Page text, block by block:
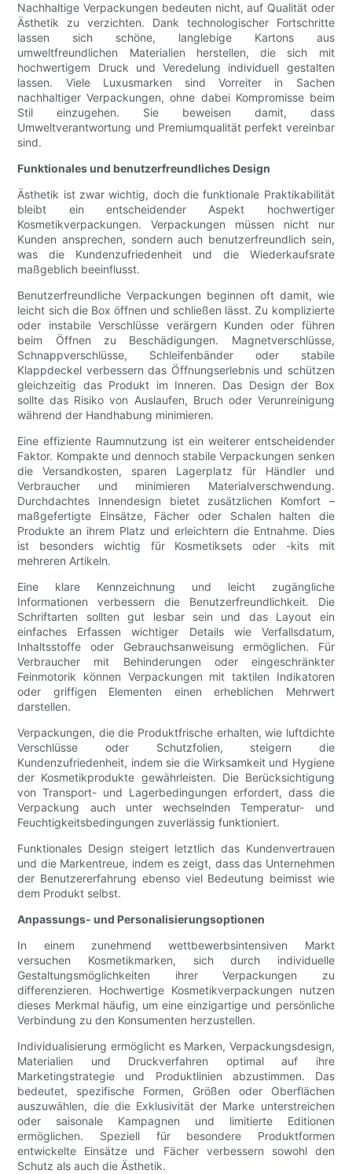
Nachhaltige Verpackungen bedeuten nicht, auf Qualität oder
Ästhetik zu verzichten. Dank technologischer Fortschritte
lassen sich schöne, langlebige Kartons aus
umweltfreundlichen Materialien herstellen, die sich mit
hochwertigem Druck und Veredelung individuell gestalten
lassen. Viele Luxusmarken sind Vorreiter in Sachen
nachhaltiger Verpackungen, ohne dabei Kompromisse beim
Stil einzugehen. Sie beweisen damit, dass
Umweltverantwortung und Premiumqualität perfekt vereinbar
sind.
Funktionales und benutzerfreundliches Design
Ästhetik ist zwar wichtig, doch die funktionale Praktikabilität
bleibt ein entscheidender Aspekt hochwertiger
Kosmetikverpackungen. Verpackungen müssen nicht nur
Kunden ansprechen, sondern auch benutzerfreundlich sein,
was die Kundenzufriedenheit und die Wiederkaufsrate
maßgeblich beeinflusst.
Benutzerfreundliche Verpackungen beginnen oft damit, wie
leicht sich die Box öffnen und schließen lässt. Zu komplizierte
oder instabile Verschlüsse verärgern Kunden oder führen
beim Öffnen zu Beschädigungen. Magnetverschlüsse,
Schnappverschlüsse, Schleifenbänder oder stabile
Klappdeckel verbessern das Öffnungserlebnis und schützen
gleichzeitig das Produkt im Inneren. Das Design der Box
sollte das Risiko von Auslaufen, Bruch oder Verunreinigung
während der Handhabung minimieren.
Eine effiziente Raumnutzung ist ein weiterer entscheidender
Faktor. Kompakte und dennoch stabile Verpackungen senken
die Versandkosten, sparen Lagerplatz für Händler und
Verbraucher und minimieren Materialverschwendung.
Durchdachtes Innendesign bietet zusätzlichen Komfort –
maßgefertigte Einsätze, Fächer oder Schalen halten die
Produkte an ihrem Platz und erleichtern die Entnahme. Dies
ist besonders wichtig für Kosmetiksets oder -kits mit
mehreren Artikeln.
Eine klare Kennzeichnung und leicht zugängliche
Informationen verbessern die Benutzerfreundlichkeit. Die
Schriftarten sollten gut lesbar sein und das Layout ein
einfaches Erfassen wichtiger Details wie Verfallsdatum,
Inhaltsstoffe oder Gebrauchsanweisung ermöglichen. Für
Verbraucher mit Behinderungen oder eingeschränkter
Feinmotorik können Verpackungen mit taktilen Indikatoren
oder griffigen Elementen einen erheblichen Mehrwert
darstellen.
Verpackungen, die die Produktfrische erhalten, wie luftdichte
Verschlüsse oder Schutzfolien, steigern die
Kundenzufriedenheit, indem sie die Wirksamkeit und Hygiene
der Kosmetikprodukte gewährleisten. Die Berücksichtigung
von Transport- und Lagerbedingungen erfordert, dass die
Verpackung auch unter wechselnden Temperatur- und
Feuchtigkeitsbedingungen zuverlässig funktioniert.
Funktionales Design steigert letztlich das Kundenvertrauen
und die Markentreue, indem es zeigt, dass das Unternehmen
der Benutzererfahrung ebenso viel Bedeutung beimisst wie
dem Produkt selbst.
Anpassungs- und Personalisierungsoptionen
In einem zunehmend wettbewerbsintensiven Markt
versuchen Kosmetikmarken, sich durch individuelle
Gestaltungsmöglichkeiten ihrer Verpackungen zu
differenzieren. Hochwertige Kosmetikverpackungen nutzen
dieses Merkmal häufig, um eine einzigartige und persönliche
Verbindung zu den Konsumenten herzustellen.
Individualisierung ermöglicht es Marken, Verpackungsdesign,
Materialien und Druckverfahren optimal auf ihre
Marketingstrategie und Produktlinien abzustimmen. Das
bedeutet, spezifische Formen, Größen oder Oberflächen
auszuwählen, die die Exklusivität der Marke unterstreichen
oder saisonale Kampagnen und limitierte Editionen
ermöglichen. Speziell für besondere Produktformen
entwickelte Einsätze und Fächer verbessern sowohl den
Schutz als auch die Ästhetik.